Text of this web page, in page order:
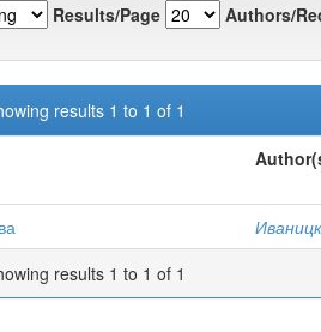
Results/Page Authors/
results 1 to 1 of 1
results 1 to 1 of 1